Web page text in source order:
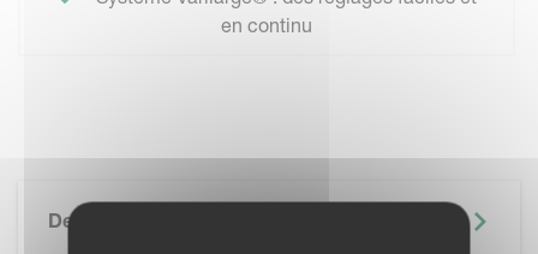
en continu
Description